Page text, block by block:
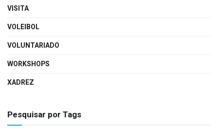
VISITA
VOLEIBOL
VOLUNTARIADO
WORKSHOPS
XADREZ
Pesquisar por Tags